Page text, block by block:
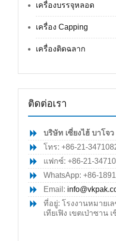
เครื่องบรรจุหลอด
เครื่อง Capping
เครื่องติดฉลาก
ติดต่อเรา
บริษัท เซี่ยงไฮ้ บาโจ
โทร: +86-21-
แฟกซ์: +86-21-
WhatsApp: +86-
Email:
ที่อยู่: โรงงานหมายเ
เทียเฟิง เขตเป่าซาน